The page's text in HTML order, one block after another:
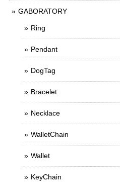
GABORATORY
Ring
Pendant
DogTag
Bracelet
Necklace
WalletChain
Wallet
KeyChain